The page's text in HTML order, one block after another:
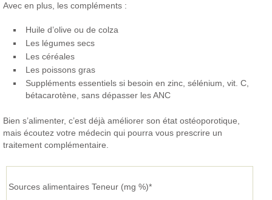
Avec en plus, les compléments :
Huile d’olive ou de colza
Les légumes secs
Les céréales
Les poissons gras
Suppléments essentiels si besoin en zinc, sélénium, vit. C,
bétacarotène, sans dépasser les ANC
Bien s’alimenter, c’est déjà améliorer son état ostéoporotique,
mais écoutez votre médecin qui pourra vous prescrire un
traitement complémentaire.
Sources alimentaires Teneur (mg %)*